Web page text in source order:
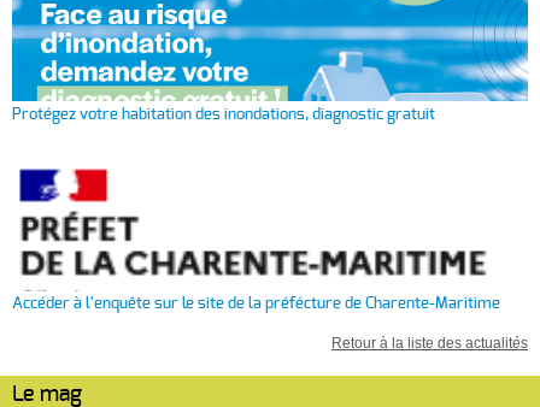
Protégez votre habitation des inondations, diagnostic gratuit
Accéder à l'enquête sur le site de la préfécture de Charente-Maritime
Retour à la liste des actualités
Le mag